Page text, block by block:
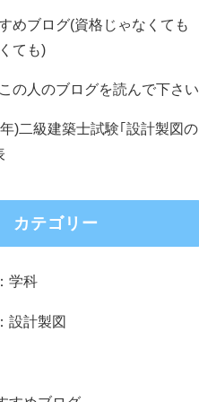
めブログ(資格じゃなくても
ても)
の人のブログを読んで下さい
)二級建築士試験｢設計製図の
カテゴリー
学科
設計製図